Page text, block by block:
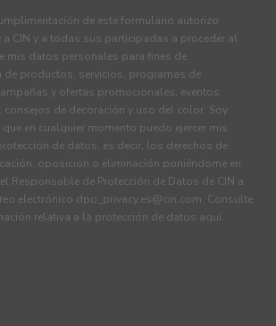
de este formulario autorizo
a CIN y a todas sus participadas a proceder al
mis datos personales para fines de
de productos, servicios, programas de
y ofertas promocionales, eventos,
de decoración y uso del color. Soy
que en cualquier momento puedo ejercer mis
de datos, es decir, los derechos de
oposición o eliminación poniéndome en
Responsable de Protección de Datos de CIN a
electrónico dpo_privacy.es@cin.com. Consulte
relativa a la protección de datos aquí.